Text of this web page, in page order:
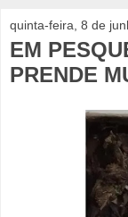
quinta-feira, 8 de
EM
PRENDE